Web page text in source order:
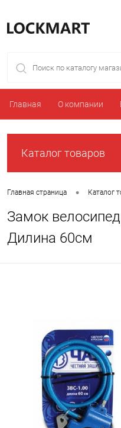
Главная О компании
Каталог товаров
Главная страница • Каталог
Замок
Дилина 60см